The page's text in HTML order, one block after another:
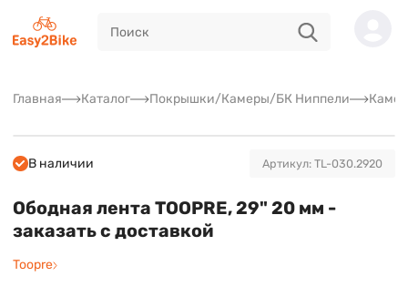
Главная Каталог Покрышки/Камеры/БК Ниппели
В наличии Артикул: TL-030.2920
Ободная лента TOOPRE, 29" 20 мм -
заказать с доставкой
Toopre